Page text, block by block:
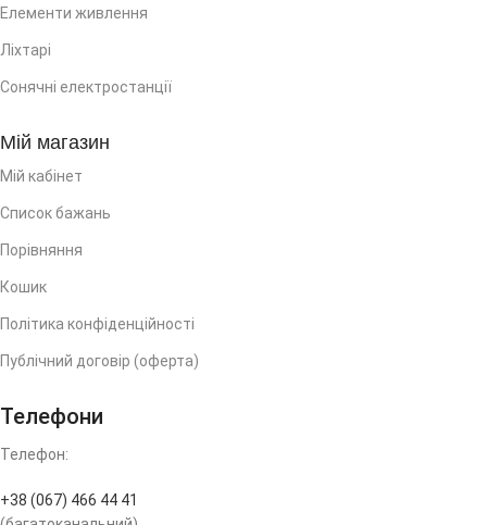
Елементи живлення
Ліхтарі
Сонячні електростанції
Мій магазин
Мій кабінет
Список бажань
Порівняння
Кошик
Політика конфіденційності
Публічний договір (оферта)
Телефони
Телефон:
+38 (067) 466 44 41